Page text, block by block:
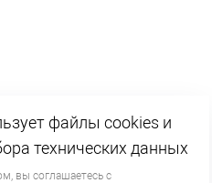
файлы cookies и
технических данных
вы соглашаетесь с